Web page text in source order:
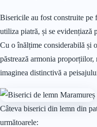
Bisericile au fost construite pe
utiliza piatră, și se evidențiază
Cu o înălțime considerabilă și
păstrează armonia proporțiilor,
imaginea distinctivă a
Câteva biserici din lemn din
următoarele: